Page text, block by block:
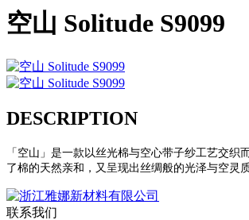
空山 Solitude S9099
DESCRIPTION
「空山」是一款以丝光棉与空心带子纱工艺交
了棉的天然亲和，又呈现出丝绸般的光泽与空灵
联系我们